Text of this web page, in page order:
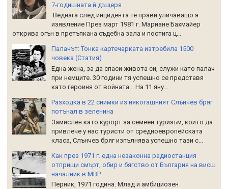
7-годишната й дъщеря
Веднага след инцидента те прави уличаващо я
изявление През март 1981 г. Мариане Бахмайер
открива огън в претъпкана съдебна зала и постига ц...
Палачът: Тонка картечарката изтребила 1500
човека (Статия)
Една жена, за да спаси живота си, служи като палач
при немците. 30 години тя успешно се представя
като героиня от войната... На 11 яну...
Разходка в 22 снимки из някогашният Слънчев бряг
потънал в зеленина
Замислен като курорт за семеен туризъм, който да
привлече у нас туристи от средноевропейската
класа, Слънчев бряг изпълнява успешно тази с...
Как през 1971 г. една незаконна радиостанция
отприщи смърт, обир и бягство от България на висш
началник в МВР
Перник, 1971 година. Млад и амбициозен